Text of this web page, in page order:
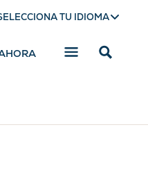
TU IDIOMA
Mostrar